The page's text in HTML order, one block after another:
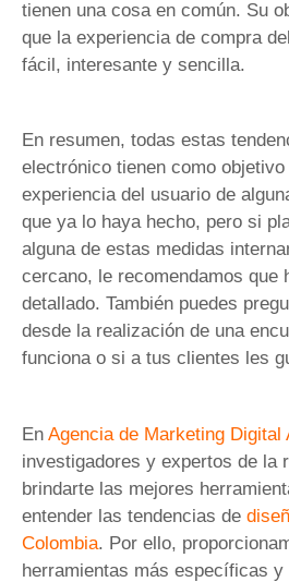
tienen una cosa en común. Su
que la experiencia de compra
fácil, interesante y sencilla.
En resumen, todas estas
electrónico tienen como
experiencia del usuario de
que ya lo haya hecho, pero si
alguna de estas medidas
cercano, le recomendamos que
detallado. También puedes
desde la realización de una
funciona o si a tus clientes les
En Agencia de Marketing Digital
investigadores y expertos de la
brindarte las mejores
entender las tendencias de
Colombia. Por ello,
herramientas más específicas